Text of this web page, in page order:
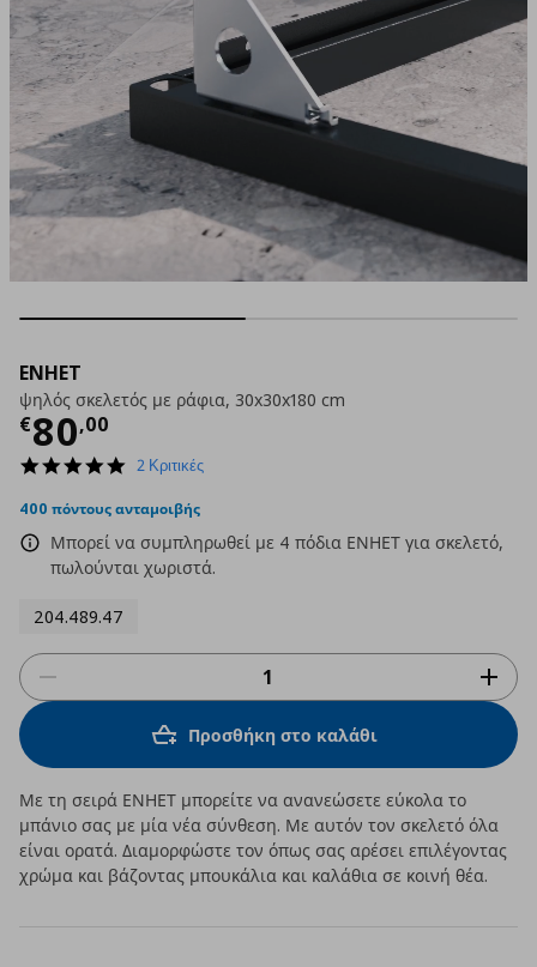
ENHET
ψηλός σκελετός με ράφια, 30x30x180 cm
€80,00
Τρέχουσα τιμή
5.0
rating
2 Κριτικές
400 πόντους ανταμοιβής
Μπορεί να συμπληρωθεί με 4 πόδια ΕΝΗΕΤ για σκελετό,
πωλούνται χωριστά.
204.489.47
Προσθήκη στο καλάθι
Με τη σειρά ΕΝΗΕΤ μπορείτε να ανανεώσετε εύκολα το
μπάνιο σας με μία νέα σύνθεση. Με αυτόν τον σκελετό όλα
είναι ορατά. Διαμορφώστε τον όπως σας αρέσει επιλέγοντας
χρώμα και βάζοντας μπουκάλια και καλάθια σε κοινή θέα.